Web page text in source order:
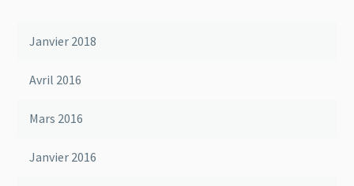
Janvier 2018
Avril 2016
Mars 2016
Janvier 2016